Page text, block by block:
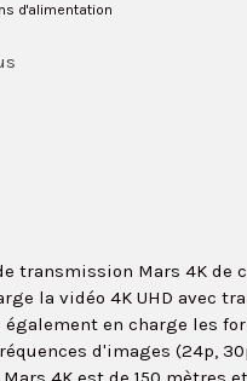
d'alimentation
transmission Mars 4K de
la vidéo 4K UHD avec
également en charge les
d'images (24p,